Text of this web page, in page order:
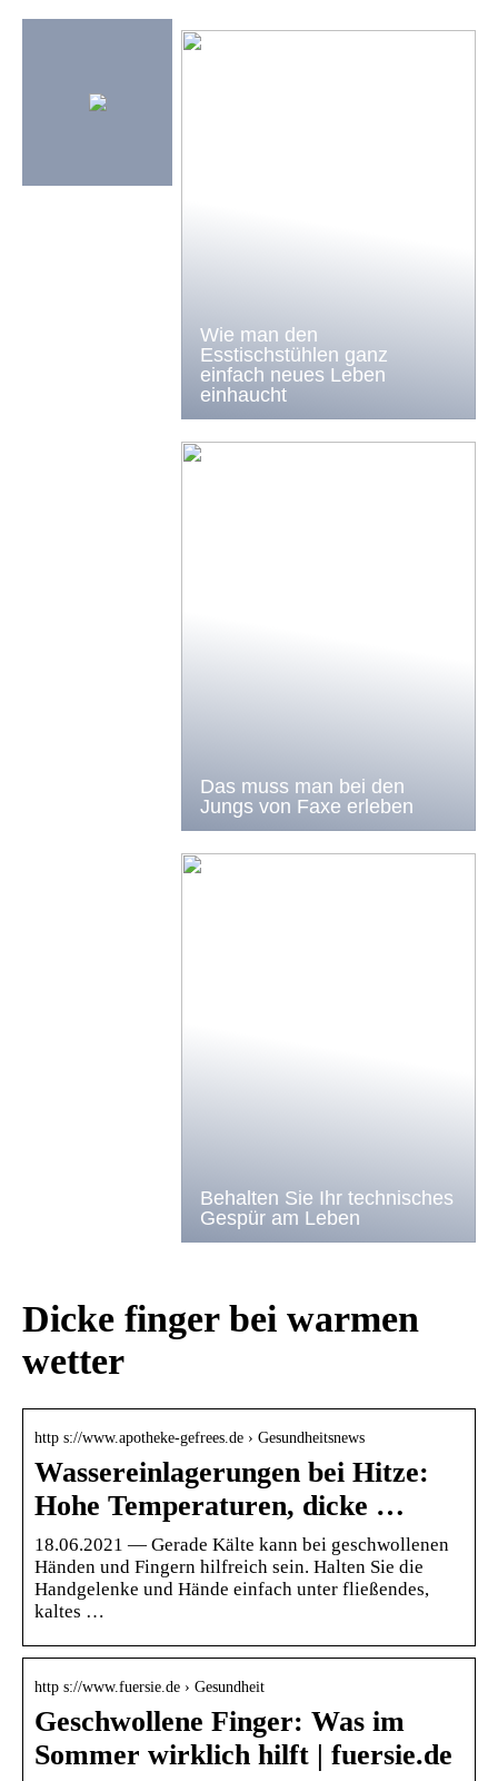
Wie man den
Esstischstühlen ganz
einfach neues Leben
einhaucht
Das muss man bei den
Jungs von Faxe erleben
Behalten Sie Ihr technisches
Gespür am Leben
Dicke finger bei warmen
wetter
http s://www.apotheke-gefrees.de › Gesundheitsnews
Wassereinlagerungen bei Hitze:
Hohe Temperaturen, dicke …
18.06.2021 — Gerade Kälte kann bei geschwollenen
Händen und Fingern hilfreich sein. Halten Sie die
Handgelenke und Hände einfach unter fließendes,
kaltes …
http s://www.fuersie.de › Gesundheit
Geschwollene Finger: Was im
Sommer wirklich hilft | fuersie.de